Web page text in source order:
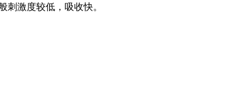
激度较低，吸收快。